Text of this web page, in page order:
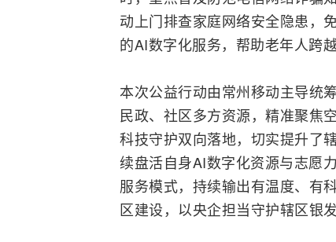
动上门排查家庭网络安全隐患，
的AI数字化服务，帮助老年人跨
本次公益行动由常州移动主导统
民政、社区多方资源，精准聚焦
科技守护双向落地，切实提升了
续盘活自身AI数字化资源与志愿
服务模式，持续输出有温度、有
区建设，以央企担当守护辖区银